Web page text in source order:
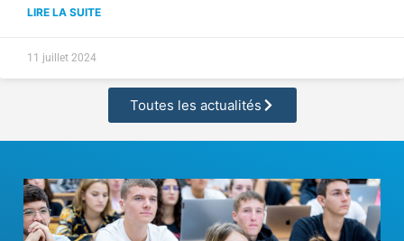
LIRE LA SUITE
11 juillet 2024
Toutes les actualités